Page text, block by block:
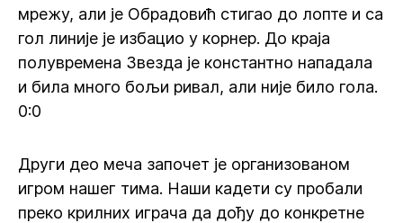
мрежу, али је Обрадовић стигао до лопте и са
гол линије је избацио у корнер. До краја
полувремена Звезда је константно нападала
и била много бољи ривал, али није било гола.
0:0
Други део меча започет је организованом
игром нашег тима. Наши кадети су пробали
преко крилних играча да дођу до конкретне